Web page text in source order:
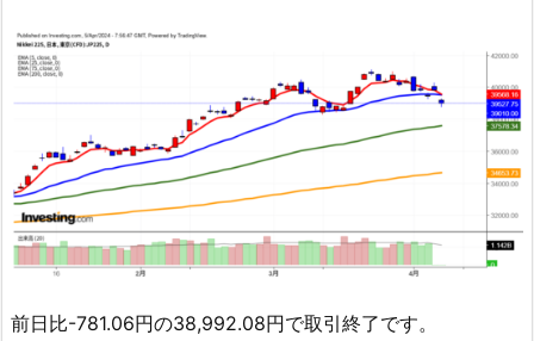
前日比-781.06円の38,992.08円で取引終了です。